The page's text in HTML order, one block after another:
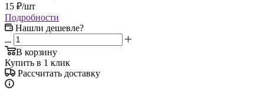
15 ₽/шт
Подробности
Нашли дешевле?
В корзину
Купить в 1 клик
Рассчитать доставку